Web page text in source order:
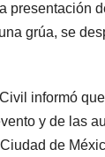
presentación
grúa, se
informó
y de las
de